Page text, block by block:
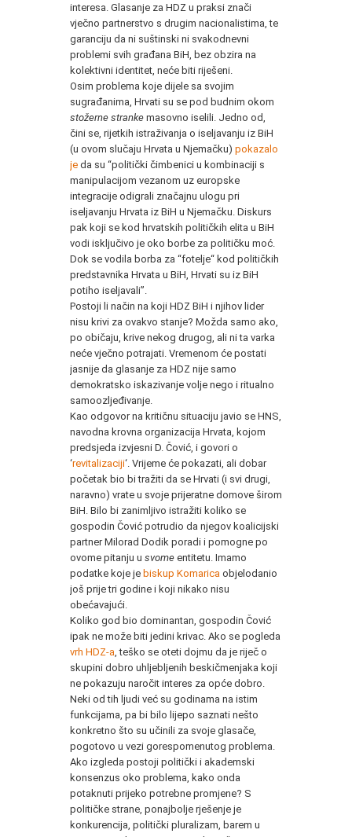
interesa. Glasanje za HDZ u praksi znači
vječno partnerstvo s drugim nacionalistima, te
garanciju da ni suštinski ni svakodnevni
problemi svih građana BiH, bez obzira na
kolektivni identitet, neće biti riješeni.
Osim problema koje dijele sa svojim
sugrađanima, Hrvati su se pod budnim okom
stožerne stranke masovno iselili. Jedno od,
čini se, rijetkih istraživanja o iseljavanju iz BiH
(u ovom slučaju Hrvata u Njemačku) pokazalo
je da su “politički čimbenici u kombinaciji s
manipulacijom vezanom uz europske
integracije odigrali značajnu ulogu pri
iseljavanju Hrvata iz BiH u Njemačku. Diskurs
pak koji se kod hrvatskih političkih elita u BiH
vodi isključivo je oko borbe za političku moć.
Dok se vodila borba za “fotelje“ kod političkih
predstavnika Hrvata u BiH, Hrvati su iz BiH
potiho iseljavali”.
Postoji li način na koji HDZ BiH i njihov lider
nisu krivi za ovakvo stanje? Možda samo ako,
po običaju, krive nekog drugog, ali ni ta varka
neće vječno potrajati. Vremenom će postati
jasnije da glasanje za HDZ nije samo
demokratsko iskazivanje volje nego i ritualno
samoozljeđivanje.
Kao odgovor na kritičnu situaciju javio se HNS,
navodna krovna organizacija Hrvata, kojom
predsjeda izvjesni D. Čović, i govori o
‘revitalizaciji‘. Vrijeme će pokazati, ali dobar
početak bio bi tražiti da se Hrvati (i svi drugi,
naravno) vrate u svoje prijeratne domove širom
BiH. Bilo bi zanimljivo istražiti koliko se
gospodin Čović potrudio da njegov koalicijski
partner Milorad Dodik poradi i pomogne po
ovome pitanju u svome entitetu. Imamo
podatke koje je biskup Komarica objelodanio
još prije tri godine i koji nikako nisu
obećavajući.
Koliko god bio dominantan, gospodin Čović
ipak ne može biti jedini krivac. Ako se pogleda
vrh HDZ-a , teško se oteti dojmu da je riječ o
skupini dobro uhljebljenih beskičmenjaka koji
ne pokazuju naročit interes za opće dobro.
Neki od tih ljudi već su godinama na istim
funkcijama, pa bi bilo lijepo saznati nešto
konkretno što su učinili za svoje glasače,
pogotovo u vezi gorespomenutog problema.
Ako izgleda postoji politički i akademski
konsenzus oko problema, kako onda
potaknuti prijeko potrebne promjene? S
političke strane, ponajbolje rješenje je
konkurencija, politički pluralizam, barem u